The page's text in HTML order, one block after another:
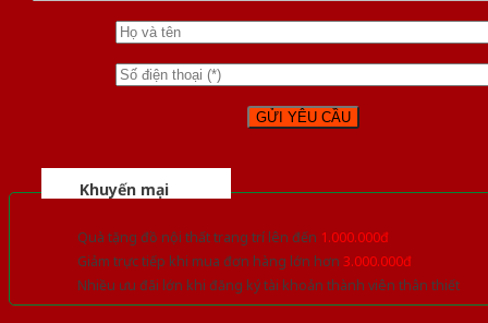
Khuyến mại
Quà tặng đồ nội thất trang trí lên đến 1.000.000đ
Giảm trực tiếp khi mua đơn hàng lớn hơn 3.000.000đ
Nhiều ưu đãi lớn khi đăng ký tài khoản thành viên thân thiết